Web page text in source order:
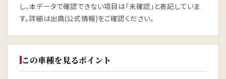
し、本データで確認できない項目は「未確認」と表記していま
す。詳細は出典(公式情報)をご確認ください。
この車種を見るポイント